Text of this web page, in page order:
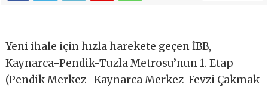
Yeni ihale için hızla harekete geçen İBB,
Kaynarca-Pendik-Tuzla Metrosu’nun 1. Etap
(Pendik Merkez- Kaynarca Merkez-Fevzi Çakmak